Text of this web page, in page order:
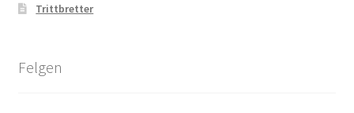
Trittbretter
Felgen